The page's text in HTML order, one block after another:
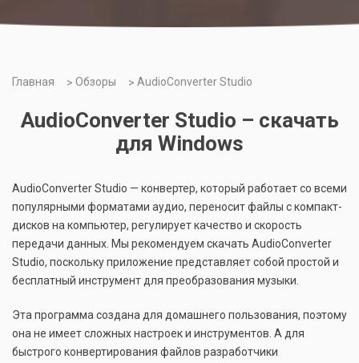
Главная Обзоры AudioConverter Studio
AudioConverter Studio – скачать
для Windows
AudioConverter Studio — конвертер, который работает со всеми
популярными форматами аудио, переносит файлы с компакт-
дисков на компьютер, регулирует качество и скорость
передачи данных. Мы рекомендуем скачать AudioConverter
Studio, поскольку приложение представляет собой простой и
бесплатный инструмент для преобразования музыки.
Эта программа создана для домашнего пользования, поэтому
она не имеет сложных настроек и инструментов. А для
быстрого конвертирования файлов разработчики